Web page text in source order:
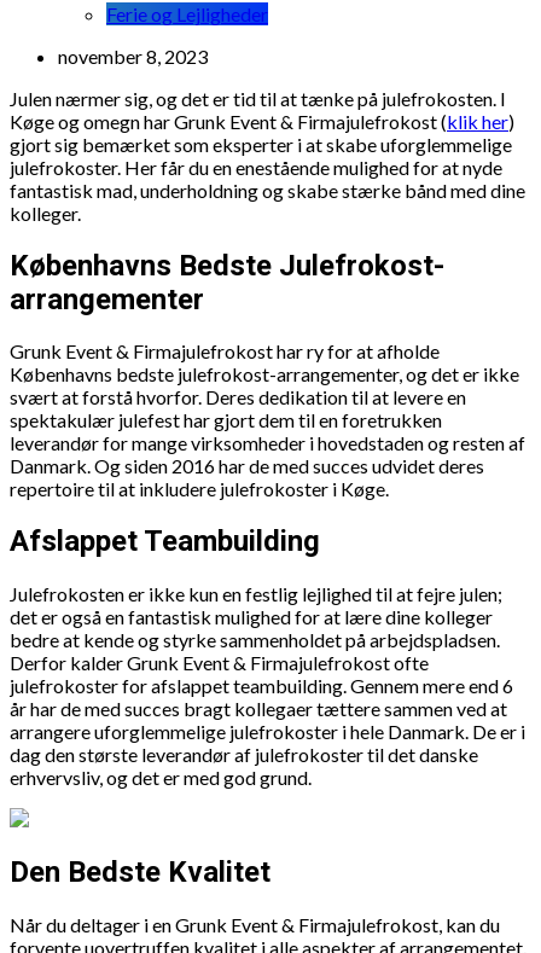
Ferie og Lejligheder
november 8, 2023
Julen nærmer sig, og det er tid til at tænke på julefrokosten. I
Køge og omegn har Grunk Event & Firmajulefrokost (klik her)
gjort sig bemærket som eksperter i at skabe uforglemmelige
julefrokoster. Her får du en enestående mulighed for at nyde
fantastisk mad, underholdning og skabe stærke bånd med dine
kolleger.
Københavns Bedste Julefrokost-
arrangementer
Grunk Event & Firmajulefrokost har ry for at afholde
Københavns bedste julefrokost-arrangementer, og det er ikke
svært at forstå hvorfor. Deres dedikation til at levere en
spektakulær julefest har gjort dem til en foretrukken
leverandør for mange virksomheder i hovedstaden og resten af
Danmark. Og siden 2016 har de med succes udvidet deres
repertoire til at inkludere julefrokoster i Køge.
Afslappet Teambuilding
Julefrokosten er ikke kun en festlig lejlighed til at fejre julen;
det er også en fantastisk mulighed for at lære dine kolleger
bedre at kende og styrke sammenholdet på arbejdspladsen.
Derfor kalder Grunk Event & Firmajulefrokost ofte
julefrokoster for afslappet teambuilding. Gennem mere end 6
år har de med succes bragt kollegaer tættere sammen ved at
arrangere uforglemmelige julefrokoster i hele Danmark. De er i
dag den største leverandør af julefrokoster til det danske
erhvervsliv, og det er med god grund.
Den Bedste Kvalitet
Når du deltager i en Grunk Event & Firmajulefrokost, kan du
forvente uovertruffen kvalitet i alle aspekter af arrangementet.